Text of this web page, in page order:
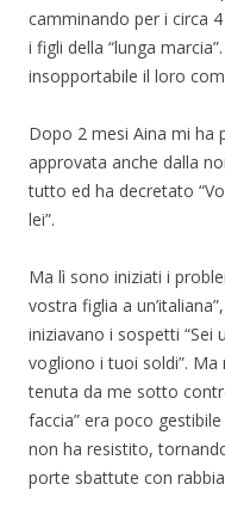
camminando per i circa
i figli della “lunga
insopportabile il loro
Dopo 2 mesi Aina mi ha
approvata anche dalla
tutto ed ha decretato
lei”.
Ma lì sono iniziati i
vostra figlia a
iniziavano i sospetti “Sei
vogliono i tuoi soldi”.
tenuta da me sotto
faccia” era poco
non ha resistito,
porte sbattute con